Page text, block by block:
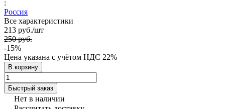
:
Россия
Все характеристики
213 руб./шт
250 руб.
-15%
Цена указана с учётом НДС 22%
В корзину
Быстрый заказ
Нет в наличии